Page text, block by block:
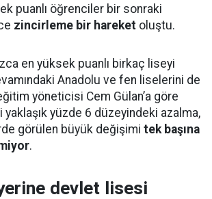
puanlı öğrenciler bir sonraki
zincirleme bir hareket oluştu.
en yüksek puanlı birkaç liseyi
Anadolu ve fen liselerini de
yöneticisi Cem Gülan’a göre
yaklaşık yüzde 6 düzeyindeki azalma,
görülen büyük değişimi tek başına
.
devlet lisesi